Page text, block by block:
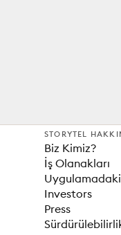
STORYTEL
Biz Kimiz?
İş Olanakları
Investors
Press